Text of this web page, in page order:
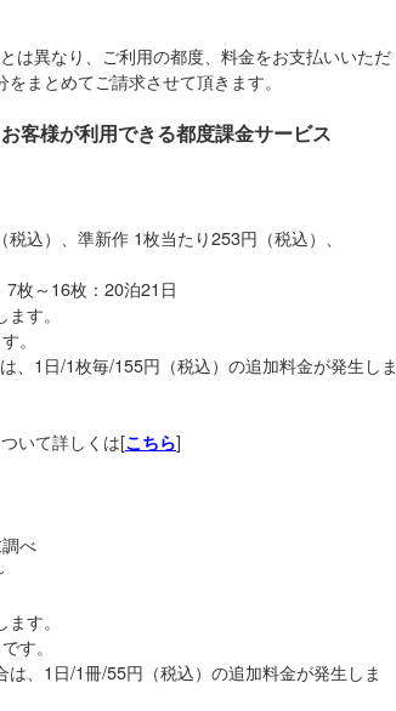
は異なり、ご利用の都度、料金をお支払いいただ
まとめてご請求させて頂きます。
客様が利用できる都度課金サービス
込）、準新作 1枚当たり253円（税込）、
7枚～16枚：20泊21日
す。
。
、1日/1枚毎/155円（税込）の追加料金が発生しま
いて詳しくは[こちら]
べ
す。
す。
、1日/1冊/55円（税込）の追加料金が発生しま